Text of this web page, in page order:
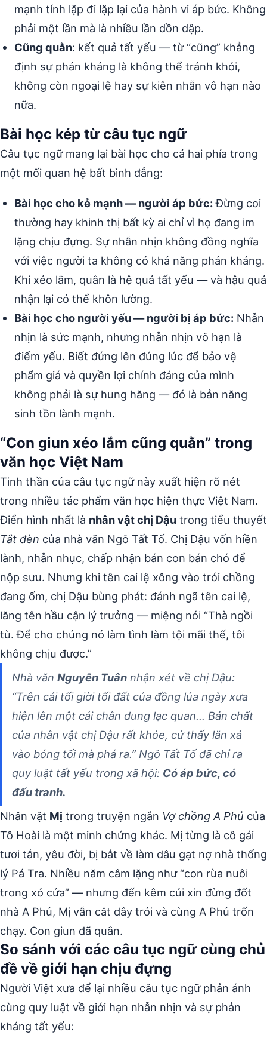
mạnh tính lặp đi lặp lại của hành vi áp bức. Không
phải một lần mà là nhiều lần dồn dập.
Cũng quằn: kết quả tất yếu — từ “cũng” khẳng
định sự phản kháng là không thể tránh khỏi,
không còn ngoại lệ hay sự kiên nhẫn vô hạn nào
nữa.
Bài học kép từ câu tục ngữ
Câu tục ngữ mang lại bài học cho cả hai phía trong
một mối quan hệ bất bình đẳng:
Bài học cho kẻ mạnh — người áp bức:Đừng coi
thường hay khinh thị bất kỳ ai chỉ vì họ đang im
lặng chịu đựng. Sự nhẫn nhịn không đồng nghĩa
với việc người ta không có khả năng phản kháng.
Khi xéo lắm, quằn là hệ quả tất yếu — và hậu quả
nhận lại có thể khôn lường.
Bài học cho người yếu — người bị áp bức: Nhẫn
nhịn là sức mạnh, nhưng nhẫn nhịn vô hạn là
điểm yếu. Biết đứng lên đúng lúc để bảo vệ
phẩm giá và quyền lợi chính đáng của mình
không phải là sự hung hăng — đó là bản năng
sinh tồn lành mạnh.
“Con giun xéo lắm cũng quằn” trong
văn học Việt Nam
Tinh thần của câu tục ngữ này xuất hiện rõ nét
trong nhiều tác phẩm văn học hiện thực Việt Nam.
Điển hình nhất là nhân vật chị Dậu trong tiểu thuyết
Tắt đèn của nhà văn Ngô Tất Tố. Chị Dậu vốn hiền
lành, nhẫn nhục, chấp nhận bán con bán chó để
nộp sưu. Nhưng khi tên cai lệ xông vào trói chồng
đang ốm, chị Dậu bùng phát: đánh ngã tên cai lệ,
lăng tên hầu cận lý trưởng — miệng nói “Thà ngồi
tù. Để cho chúng nó làm tình làm tội mãi thế, tôi
không chịu được.”
Nhà văn Nguyễn Tuân nhận xét về chị Dậu:
“Trên cái tối giời tối đất của đồng lúa ngày xưa
hiện lên một cái chân dung lạc quan… Bản chất
của nhân vật chị Dậu rất khỏe, cứ thấy lăn xả
vào bóng tối mà phá ra.” Ngô Tất Tố đã chỉ ra
quy luật tất yếu trong xã hội: Có áp bức, có
đấu tranh.
Nhân vật Mị trong truyện ngắn Vợ chồng A Phủ của
Tô Hoài là một minh chứng khác. Mị từng là cô gái
tươi tắn, yêu đời, bị bắt về làm dâu gạt nợ nhà thống
lý Pá Tra. Nhiều năm câm lặng như “con rùa nuôi
trong xó cửa” — nhưng đến kêm cúi xin đừng đốt
nhà A Phủ, Mị vẫn cắt dây trói và cùng A Phủ trốn
chạy. Con giun đã quằn.
So sánh với các câu tục ngữ cùng chủ
đề về giới hạn chịu đựng
Người Việt xưa để lại nhiều câu tục ngữ phản ánh
cùng quy luật về giới hạn nhẫn nhịn và sự phản
kháng tất yếu: